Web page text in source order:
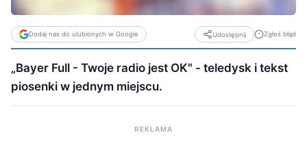
Dodaj nas do ulubionych w Google Udostępnij Zgłoś błąd
„Bayer Full - Twoje radio jest OK" - teledysk i tekst
piosenki w jednym miejscu.
REKLAMA